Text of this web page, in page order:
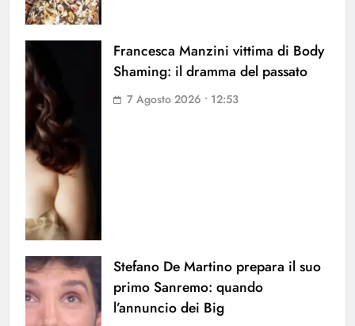
Francesca Manzini vittima di Body
Shaming: il dramma del passato
7 Agosto 2026 • 12:53
Stefano De Martino prepara il suo
primo Sanremo: quando
l’annuncio dei Big